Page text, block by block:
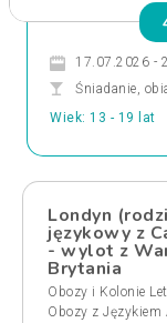
17.07.2026 -
Śniadanie,
Wiek: 13 - 19 lat
Londyn
językowy z
- wylot z
Brytania
Obozy i Kolonie
Obozy z